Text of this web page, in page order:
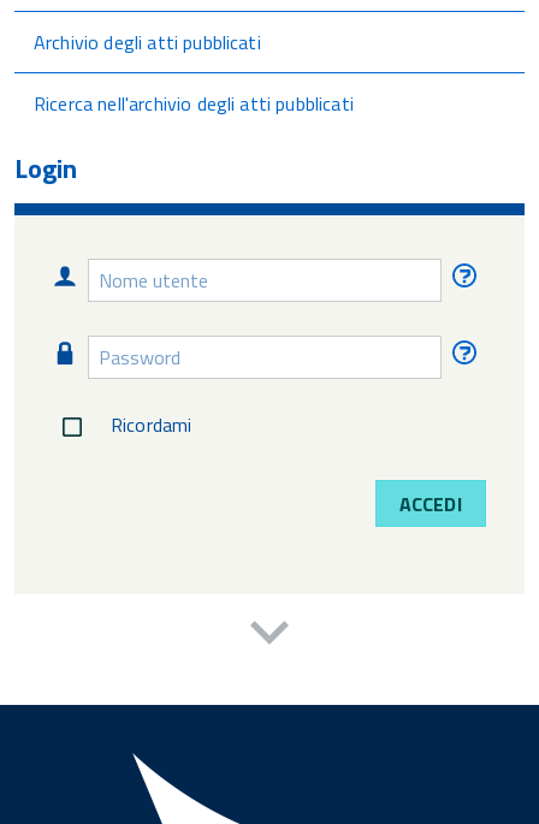
Archivio degli atti pubblicati
Ricerca nell'archivio degli atti pubblicati
Login
Nome
utente
Password
Ricordami
ACCEDI